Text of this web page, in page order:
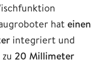
hat einen
integriert und
20 Millimeter